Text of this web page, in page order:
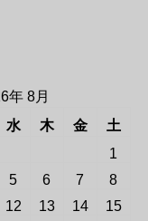
年 8月
水 木 金
土
1
5 6 7
8
12 13 14
15